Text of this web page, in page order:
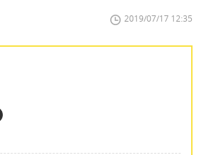
2019/07/17 12:35